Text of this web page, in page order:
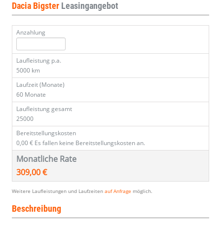
Dacia Bigster Leasingangebot
Anzahlung
Laufleistung p.a.
5000 km
Laufzeit (Monate)
60 Monate
Laufleistung gesamt
25000
Bereitstellungskosten
0,00 € Es fallen keine Bereitstellungskosten an.
Monatliche Rate
309,00 €
Weitere Laufleistungen und Laufzeiten auf Anfrage möglich.
Beschreibung